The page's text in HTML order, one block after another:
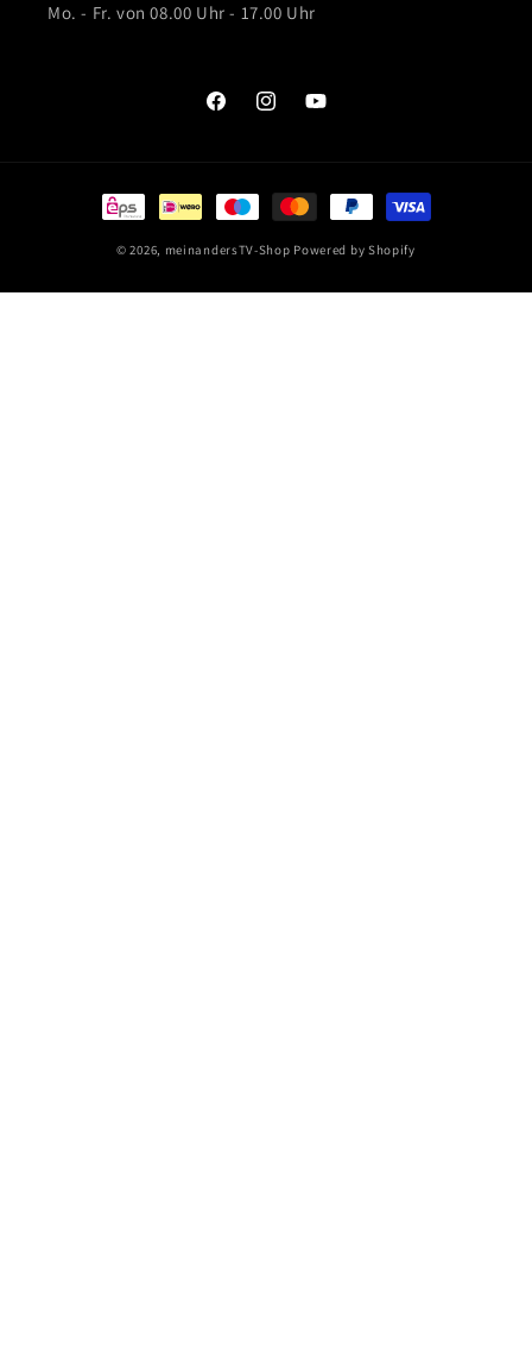
Mo. - Fr. von 08.00 Uhr - 17.00 Uhr
FacebookInstagramYouTube
Zahlungsmethoden
© 2026, meinandersTV-Shop Powered by Shopify